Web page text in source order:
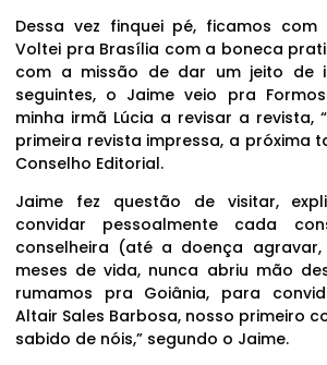
Dessa vez finquei pé, ficamos
Voltei pra Brasília com a boneca
com a missão de dar um jeito de
seguintes, o Jaime veio pra
minha irmã Lúcia a revisar a revista,
primeira revista impressa, a próxima
Conselho Editorial.
Jaime fez questão de visitar,
convidar pessoalmente cada
conselheira (até a doença
meses de vida, nunca abriu mão
rumamos pra Goiânia, para
Altair Sales Barbosa, nosso primeiro
sabido de nóis,” segundo o Jaime.